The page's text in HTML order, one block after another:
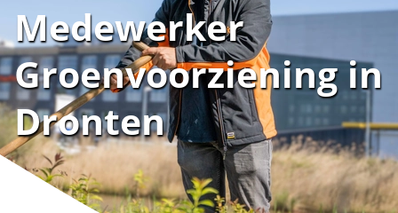
Medewerker
Groenvoorziening in
Dronten